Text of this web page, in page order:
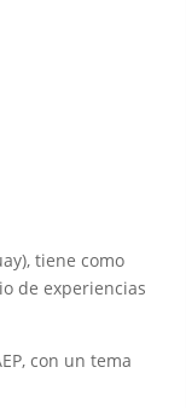
tiene como
de experiencias
con un tema